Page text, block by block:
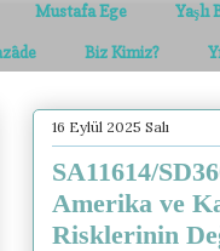
Mustafa Ege Yaşlı
Biz Kimiz?
16 Eylül 2025 Salı
SA11614/
Amerika ve
Risklerinin